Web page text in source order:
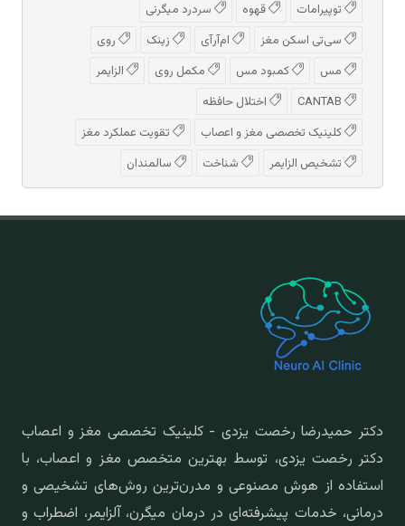
توپیرامات
قهوه
سردرد میگرنی
سی‌تی اسکن مغز
ام‌آر‌آی زینک
روی
مس
کمبود مس مکمل روی
الزایمر
اختلال حافظه
کلینیک تخصصی مغز و اعصاب
تقویت عملکرد مغز
تشخیص الزایمر
شناخت سالمندان
دکتر حمیدرضا رخصت یزدی - کلینیک تخصصی مغز و اعصاب
دکتر رخصت یزدی، توسط بهترین متخصص مغز و اعصاب، با
استفاده از هوش مصنوعی و مدرن‌ترین روش‌های تشخیصی و
درمانی، خدمات پیشرفته‌ای در درمان میگرن، آلزایمر، اضطراب و